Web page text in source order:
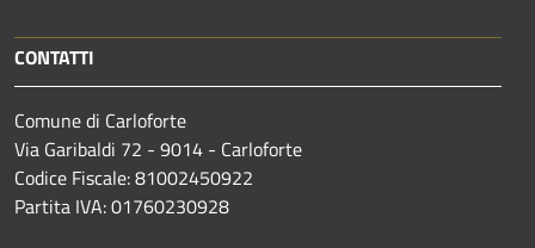
CONTATTI
Comune di Carloforte
Via Garibaldi 72 - 9014 - Carloforte
Codice Fiscale: 81002450922
Partita IVA: 01760230928